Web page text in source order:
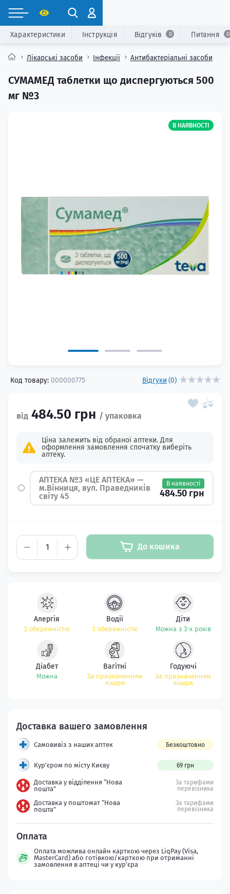
Лікарські засоби Інфекції Антибактеріальні засоби
СУМАМЕД таблетки що диспергуються 500
мг №3
Характеристики Інструкція Відгуків 0 Питання 0
В НАЯВНОСТІ
Код товару: 000000775 Відгуки (0)
484.50 грн
Ціна залежить від обраної аптеки. Для
оформлення замовлення спочатку виберіть
аптеку.
АПТЕКА №3 «ЦЕ АПТЕКА» —
м.Вінниця, вул. Праведників
світу 45
В наявності
484.50 грн
До кошика
Алергія
З обережністю
Водії
З обережністю
Діти
Можна з 3-х років
Діабет
Можна
Вагітні
За призначенням
лікаря
Годуючі
За призначенням
лікаря
Самовивіз з наших аптек Безкоштовно
Кур’єром по місту Києву 69 грн
Доставка у відділення “Нова
пошта”
За тарифами
перевізника
Доставка у поштомат “Нова
пошта”
За тарифами
перевізника
Оплата можлива онлайн карткою через LiqPay (Visa,
MasterCard) або готівкою/карткою при отриманні
замовлення в аптеці чи у кур’єра